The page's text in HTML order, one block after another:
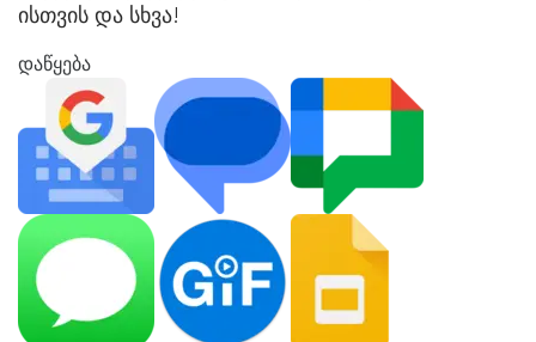
ისთვის და სხვა!
დაწყება